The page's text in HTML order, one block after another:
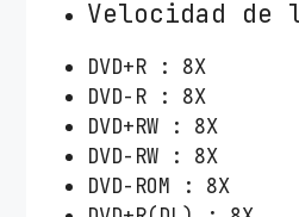
Velocidad de
DVD+R : 8X
DVD-R : 8X
DVD+RW : 8X
DVD-RW : 8X
DVD-ROM : 8X